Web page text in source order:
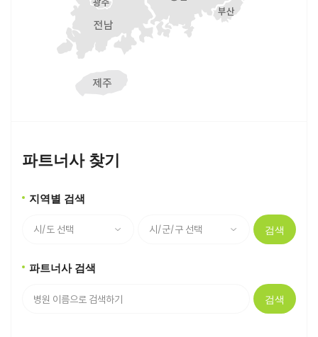
파트너사 찾기
지역별 검색
검색
파트너사 검색
검색